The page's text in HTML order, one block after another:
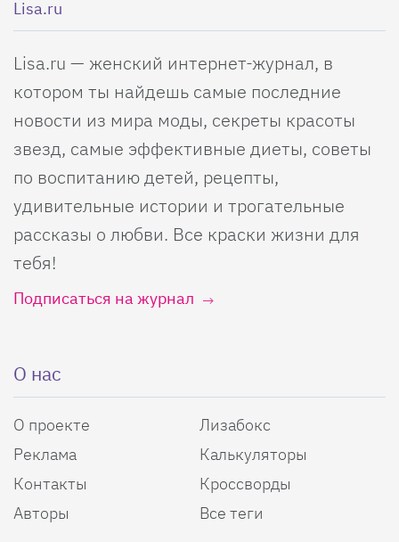
Lisa.ru
Lisa.ru — женский интернет-журнал, в
котором ты найдешь самые последние
новости из мира моды, секреты красоты
звезд, самые эффективные диеты, советы
по воспитанию детей, рецепты,
удивительные истории и трогательные
рассказы о любви. Все краски жизни для
тебя!
Подписаться на журнал
О нас
О проекте
Реклама
Контакты
Авторы
Лизабокс
Калькуляторы
Кроссворды
Все теги